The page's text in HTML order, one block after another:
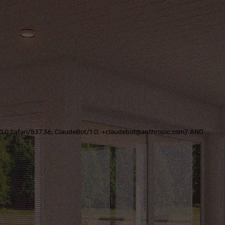
Safari/537.36; ClaudeBot/1.0; +claudebot@anthropic.com)' AND